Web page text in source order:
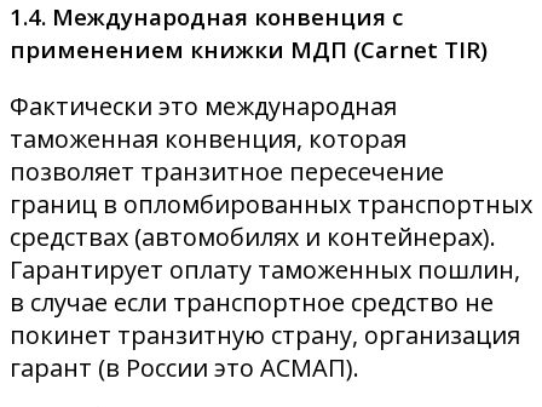
1.4. Международная конвенция с
применением книжки МДП (Carnet TIR)
Фактически это международная
таможенная конвенция, которая
позволяет транзитное пересечение
границ в опломбированных транспортных
средствах (автомобилях и контейнерах).
Гарантирует оплату таможенных пошлин,
в случае если транспортное средство не
покинет транзитную страну, организация
гарант (в России это АСМАП).